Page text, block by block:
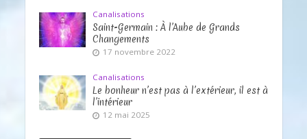
Canalisations
Saint-Germain : À l’Aube de Grands
Changements
17 novembre 2022
Canalisations
Le bonheur n’est pas à l’extérieur, il est à
l’intérieur
12 mai 2025